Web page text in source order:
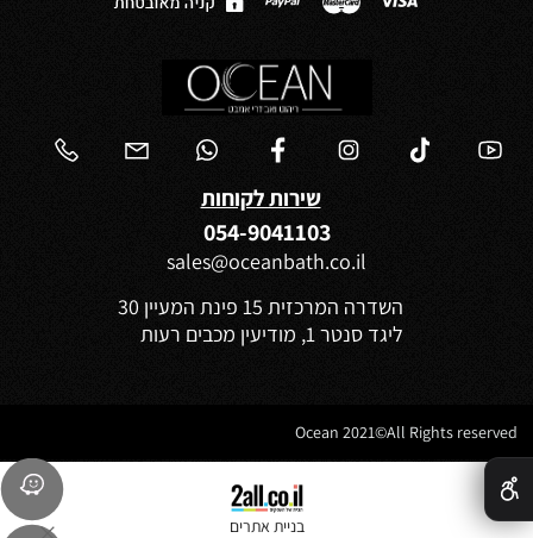
שירות לקוחות
054-9041103
sales@oceanbath.co.il
השדרה המרכזית 15 פינת המעיין 30
ליגד סנטר 1, מודיעין מכבים רעות
בניית אתרים